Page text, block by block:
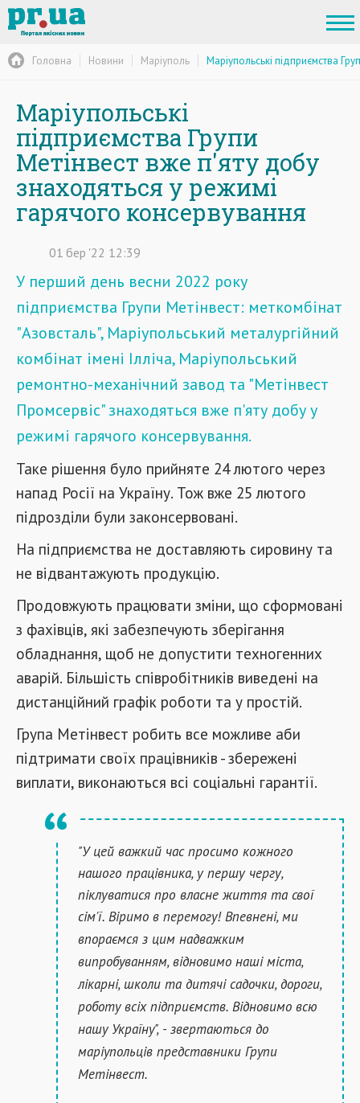
Головна Новини Маріуполь Маріупольські підприємства
Маріупольські
підприємства Групи
Метінвест вже п'яту добу
знаходяться у режимі
гарячого консервування
01 бер '22 12:39
У перший день весни 2022 року
підприємства Групи Метінвест: меткомбінат
"Азовсталь", Маріупольський металургійний
комбінат імені Ілліча, Маріупольський
ремонтно-механічний завод та "Метінвест
Промсервіс" знаходяться вже п'яту добу у
режимі гарячого консервування.
Таке рішення було прийняте 24 лютого через
напад Росії на Україну. Тож вже 25 лютого
підрозділи були законсервовані.
На підприємства не доставляють сировину та
не відвантажують продукцію.
Продовжують працювати зміни, що сформовані
з фахівців, які забезпечують зберігання
обладнання, щоб не допустити техногенних
аварій. Більшість співробітників виведені на
дистанційний графік роботи та у простій.
Група Метінвест робить все можливе аби
підтримати своїх працівників - збережені
виплати, виконаються всі соціальні гарантії.
"У цей важкий час просимо кожного
нашого працівника, у першу чергу,
піклуватися про власне життя та свої
сім'ї. Віримо в перемогу! Впевнені, ми
впораємся з цим надважким
випробуванням, відновимо наші міста,
лікарні, школи та дитячі садочки, дороги,
роботу всіх підприємств. Відновимо всю
нашу Україну", - звертаються до
маріупольців представники Групи
Метінвест.